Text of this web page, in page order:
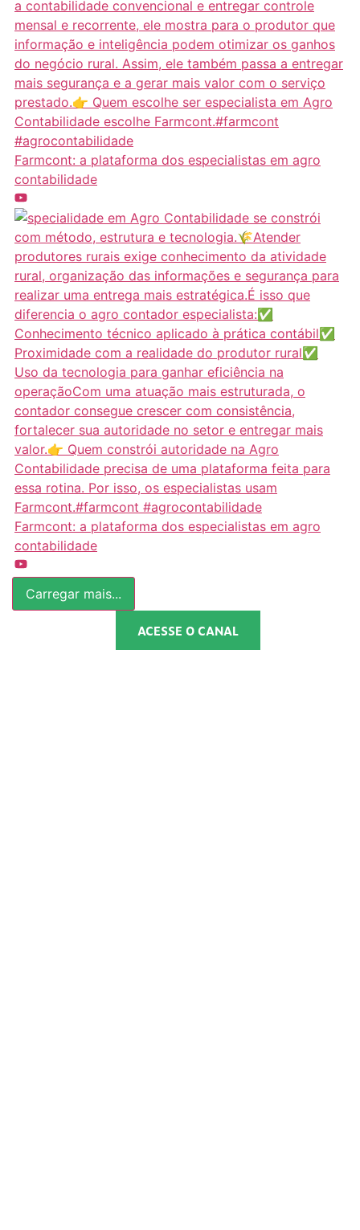
Farmcont: a plataforma dos especialistas em agro
contabilidade
Farmcont: a plataforma dos especialistas em agro
contabilidade
Carregar mais...
ACESSE O CANAL